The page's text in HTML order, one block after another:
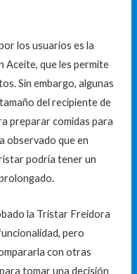
los usuarios es la
Aceite, que les permite
Sin embargo, algunas
del recipiente de
preparar comidas para
observado que en
podría tener un
la Tristar Freidora
pero
con otras
tomar una decisión